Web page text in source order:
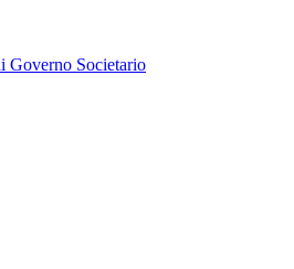
Governo Societario